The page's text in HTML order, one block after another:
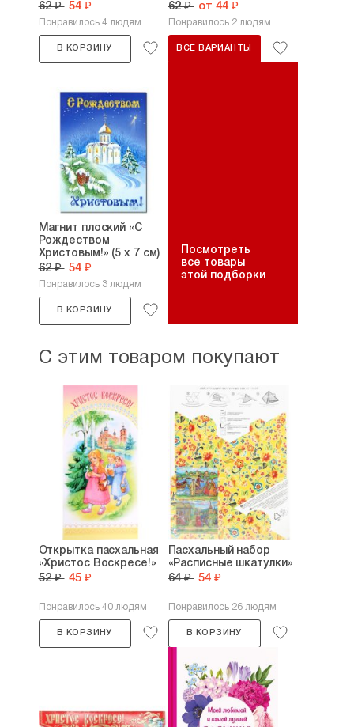
62 ₽ 54 ₽
Понравилось 4 людям
В КОРЗИНУ
62 ₽ от 44 ₽
Понравилось 2 людям
ВСЕ ВАРИАНТЫ
Магнит плоский «С
Рождеством
Христовым!» (5 х 7 см)
62 ₽ 54 ₽
Понравилось 3 людям
В КОРЗИНУ
Посмотреть
все товары
этой подборки
С этим товаром покупают
Открытка пасхальная
«Христос Воскресе!»
52 ₽ 45 ₽
Понравилось 40 людям
В КОРЗИНУ
Пасхальный набор
«Расписные шкатулки»
64 ₽ 54 ₽
Понравилось 26 людям
В КОРЗИНУ